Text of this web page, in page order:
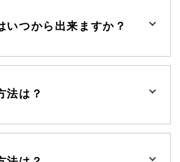
いつから出来ますか？
法は？